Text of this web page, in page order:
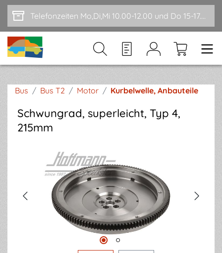
Zum Hauptinhalt springen Telefonzeiten Mo,Di,Mi 10.00-12.00 und Do 15-17.00
Bus / Bus T2 / Motor / Kurbelwelle, Anbauteile
Schwungrad, superleicht, Typ 4,
215mm